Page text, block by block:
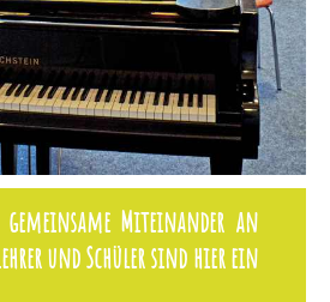
Miteinander an
und Schüler sind hier ein